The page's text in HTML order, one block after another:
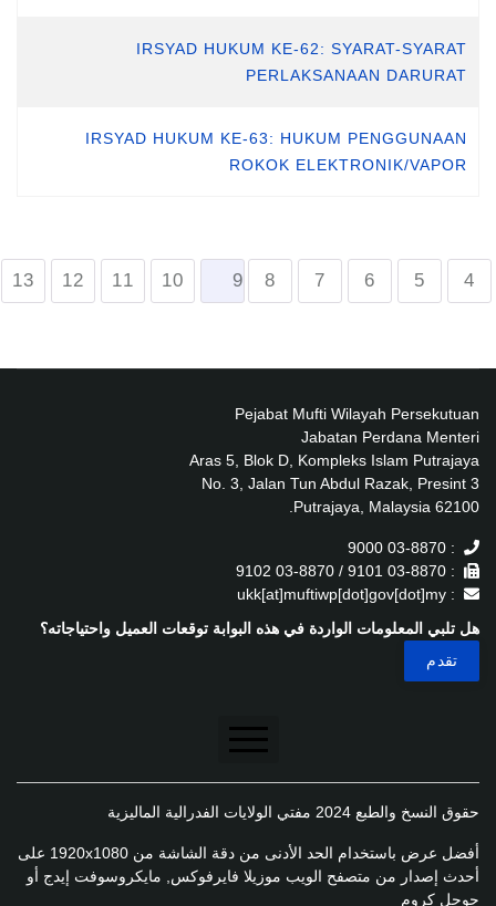
IRSYAD HUKUM KE-62: SYARAT-SYARAT
PERLAKSANAAN DARURAT
IRSYAD HUKUM KE-63: HUKUM PENGGUNAAN
ROKOK ELEKTRONIK/VAPOR
4
5
6
7
8
9
10
11
12
13
Pejabat Mufti Wilayah Persekutuan
Jabatan Perdana Menteri
Aras 5, Blok D, Kompleks Islam Putrajaya
No. 3, Jalan Tun Abdul Razak, Presint 3
62100 Putrajaya, Malaysia.
: 03-8870 9000
: 03-8870 9101 / 03-8870 9102
: ukk[at]muftiwp[dot]gov[dot]my
هل تلبي المعلومات الواردة في هذه البوابة توقعات العميل واحتياجاته؟
تنصل
سياسة الخصوصية
سياسة الخصوصية
حقوق النسخ والطبع 2024 مفتي الولايات الفدرالية الماليزية
أفضل عرض باستخدام الحد الأدنى من دقة الشاشة من 1920x1080 على
أحدث إصدار من متصفح الويب موزيلا فايرفوكس, مايكروسوفت إيدج أو
جوجل كروم